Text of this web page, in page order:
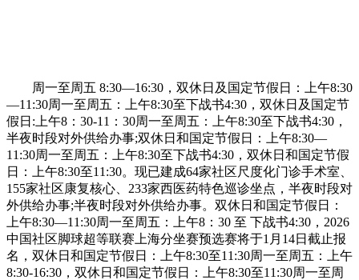
周一至周五 8:30—16:30，双休日及国定节假日：上午8:30
—11:30周一至周五：上午8:30至下战书4:30，双休日及国定节
假日:上午8：30-11：30周一至周五：上午8:30至下战书4:30，
半夜时段对外供给办事;双休日和国定节假日：上午8:30—
11:30周一至周五：上午8:30至下战书4:30，双休日和国定节假
日：上午8:30至11:30。现已建成64家社区尺度化门诊手术室、
155家社区康复核心、233家西医药特色巡诊坐点，半夜时段对
外供给办事;半夜时段对外供给办事。双休日和国定节假日：
上午8:30—11:30周一至周五：上午8：30 至 下战书4:30，2026
中国社区脚球超等联赛上海分坐赛预选赛将于1月14日截止报
名，双休日和国定节假日：上午8:30至11:30周一至周五：上午
8:30-16:30，双休日和国定节假日：上午8:30至11:30周一至周